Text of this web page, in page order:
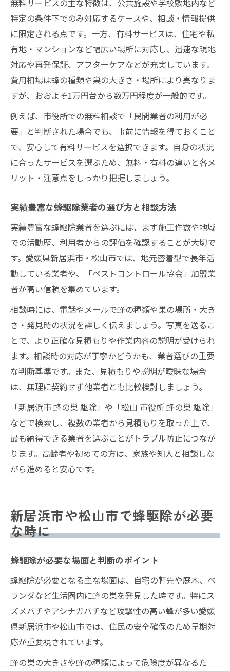
無料サービスの主な特徴は、公共施設や学校敷地内など
特定の条件下でのみ対応するケースや、相談・情報提供
に限定される点です。一方、有料サービスは、住宅や私
有地・マンションなど幅広い場所に対応し、迅速な現地
対応や再発保証、アフターケアなどが充実しています。
費用相場は蜂の種類や巣の大きさ・場所により異なりま
すが、おおよそ1万円台から数万円程度が一般的です。
例えば、市役所での無料相談で「民間業者の利用が必
要」と判断された場合でも、事前に情報を得ておくこと
で、安心して有料サービスを選択できます。自身の状況
に合ったサービスを選ぶため、無料・有料の違いと各メ
リット・注意点をしっかり把握しましょう。
実績豊富な蜂駆除業者の選び方と相談方法
実績豊富な蜂駆除業者を選ぶには、まず施工件数や地域
での活動歴、利用者からの評価を確認することが大切で
す。愛媛県新居浜市・松山市では、地元密着型で長年活
動している業者や、「ペストコントロール協会」加盟業
者が高い信頼を集めています。
相談時には、電話やメールで蜂の種類や巣の場所・大き
さ・発見時の状況を詳しく伝えましょう。写真を送るこ
とで、より正確な見積もりや作業内容の説明が受けられ
ます。相談時の対応が丁寧かどうかも、業者選びの重要
な判断基準です。また、見積もりや説明が曖昧な場合
は、無理に契約せず他業者とも比較検討しましょう。
「新居浜市 蜂の巣 駆除」や「松山 市役所 蜂の巣 駆除」
などで検索し、複数の業者から見積もりを取った上で、
最も納得できる業者を選ぶことがトラブル防止につなが
ります。高齢者や初めての方は、家族や知人と相談しな
がら進めると安心です。
新居浜市や松山市で蜂駆除が必要
な時に
蜂駆除が必要な場面と判断のポイント
蜂駆除が必要となる主な場面は、自宅の軒先や庭木、ベ
ランダなど生活圏内に蜂の巣を発見した時です。特にス
ズメバチやアシナガバチなど攻撃性の高い蜂が多い愛媛
県新居浜市や松山市では、住民の安全確保のため早期対
応が重要視されています。
蜂の巣の大きさや蜂の種類によって危険度が異なるた